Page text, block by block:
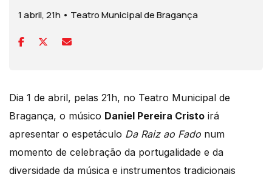
1 abril, 21h • Teatro Municipal de Bragança
Dia 1 de abril, pelas 21h, no Teatro Municipal de
Bragança, o músico Daniel Pereira Cristo irá
apresentar o espetáculo Da Raiz ao Fado num
momento de celebração da portugalidade e da
diversidade da música e instrumentos tradicionais